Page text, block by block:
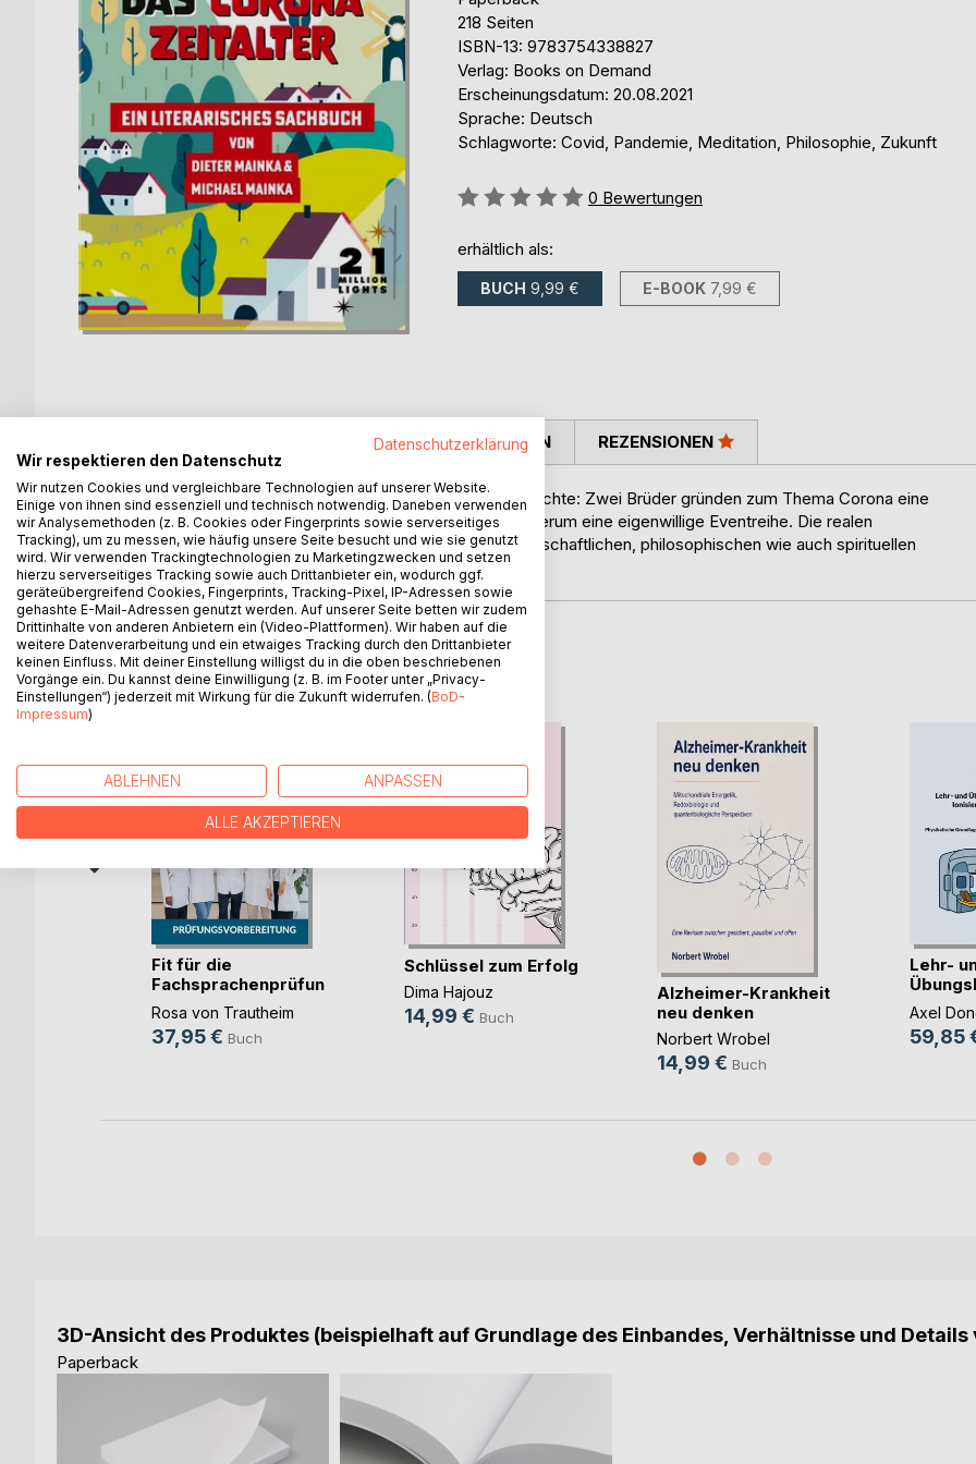
218 Seiten
ISBN-13: 9783754338827
Verlag: Books on Demand
Erscheinungsdatum: 20.08.2021
Sprache: Deutsch
Schlagworte: Covid, Pandemie, Meditation, Philosophie, Zukunft
Bewertung::
0 Bewertungen
erhältlich als:
BUCH 9,99 € E-BOOK 7,99 €
Zum einen Sachbuch und andererseits eine wahre Geschichte: Zwei Brüder gründen zum Thema Corona eine
gemeinnützige Internetseite. Daraus entwickelt sich wiederum eine eigenwillige Eventreihe. Die realen
Geschehnisse wechseln sich hier mit spannenden wissenschaftlichen, philosophischen wie auch spirituellen
Einsichten zum neuen Corona Zeitalter ab.
PRESSESTIMMEN REZENSIONEN
WEITERE TITEL BEIBoD
Fit für die
Fachsprachenprüfung
Me(...)
Rosa von Trautheim
37,95 € Buch
Schlüssel zum Erfolg
Dima Hajouz
14,99 € Buch
Alzheimer-Krankheit
neu denken
Norbert Wrobel
14,99 € Buch
Lehr-
MTR
Axel
59,85
3D-Ansicht des Produktes (beispielhaft auf Grundlage des Einbandes, Verhältnisse und
Paperback
Datenschutzerklärung
Wir respektieren den Datenschutz
Wir nutzen Cookies und vergleichbare Technologien auf unserer Website.
Einige von ihnen sind essenziell und technisch notwendig. Daneben verwenden
wir Analysemethoden (z. B. Cookies oder Fingerprints sowie serverseitiges
Tracking), um zu messen, wie häufig unsere Seite besucht und wie sie genutzt
wird. Wir verwenden Trackingtechnologien zu Marketingzwecken und setzen
hierzu serverseitiges Tracking sowie auch Drittanbieter ein, wodurch ggf.
geräteübergreifend Cookies, Fingerprints, Tracking-Pixel, IP-Adressen sowie
gehashte E-Mail-Adressen genutzt werden. Auf unserer Seite betten wir zudem
Drittinhalte von anderen Anbietern ein (Video-Plattformen). Wir haben auf die
weitere Datenverarbeitung und ein etwaiges Tracking durch den Drittanbieter
keinen Einfluss. Mit deiner Einstellung willigst du in die oben beschriebenen
Vorgänge ein. Du kannst deine Einwilligung (z. B. im Footer unter „Privacy-
Einstellungen“) jederzeit mit Wirkung für die Zukunft widerrufen. (BoD-
Impressum)
ABLEHNEN ANPASSEN
ALLE AKZEPTIEREN